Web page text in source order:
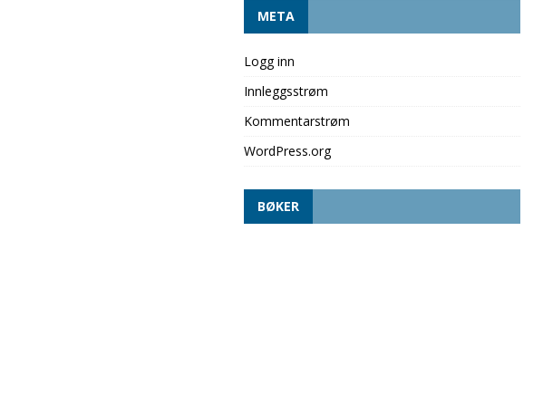
META
Logg inn
Innleggsstrøm
Kommentarstrøm
WordPress.org
BØKER